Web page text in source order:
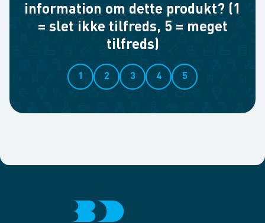
information om dette produkt? (1
= slet ikke tilfreds, 5 = meget
tilfreds)
1 2 3 4 5